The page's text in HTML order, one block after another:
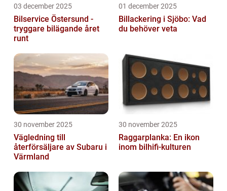
03 december 2025
Bilservice Östersund -
tryggare bilägande året
runt
01 december 2025
Billackering i Sjöbo: Vad
du behöver veta
30 november 2025
Vägledning till
återförsäljare av Subaru i
Värmland
30 november 2025
Raggarplanka: En ikon
inom bilhifi-kulturen